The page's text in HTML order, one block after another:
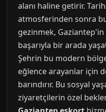
alanı haline getirir.
atmosferinden sonra
gezinmek, Gaziantep'in
başarıyla bir arada
Şehrin bu modern
eğlence arayanlar için
barındırır. Bu sosyal
ziyaretçilerin özel